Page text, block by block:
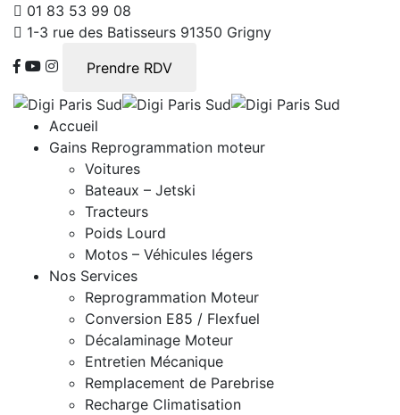
01 83 53 99 08
1-3 rue des Batisseurs 91350 Grigny
Prendre RDV
Accueil
Gains Reprogrammation moteur
Voitures
Bateaux – Jetski
Tracteurs
Poids Lourd
Motos – Véhicules légers
Nos Services
Reprogrammation Moteur
Conversion E85 / Flexfuel
Décalaminage Moteur
Entretien Mécanique
Remplacement de Parebrise
Recharge Climatisation